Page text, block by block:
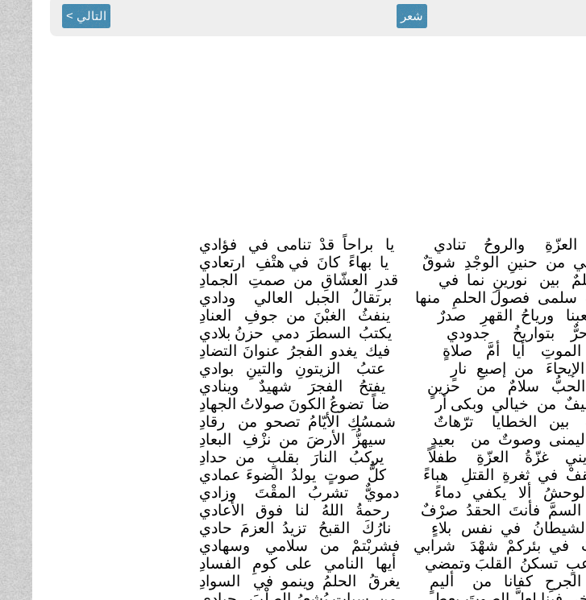
شعر التالي >
والروحُ تنادي
من حنينِ الوجْدِ
شوقٌ
بين نورينِ نما في
سلمى فصولَ الحلمِ
منها
ورياحُ القهرِ
صدرٌ
بتواريخُ
جدودي
أيا أمَّ
صلاةٍ
من إصبعِ
نارٍ
سلامٌ من
حزينٍ
من خيالي وبكى أر
بين الخطايا
ترّهاتٌ
وصوتٌ من
بعيدٍ
غزّةُ العزّةِ
طفلاً
في ثغرةِ القتلِ
هباءً
الوحشُ ألا يكفي
دماءً
السمَّ فأنتَ الحقدُ صرْفٌ
الشيطانُ في نفس
بلاءٍ
في بئركمْ شهْدَ
شرابي
تسكنُ القلبَ وتمضي
كفانا من
أليمٍ
يا براحاً قدْ تنامى في
فؤادي
يا بهاءً كانَ في هتْفِ
ارتعادي
قدرِ العشّاقِ من صمتِ
الجمادِ
برتقالُ الجبل العالي
ودادي
ينفثُ الغبْنَ من جوفِ
العنادِ
يكتبُ السطرَ دمي حزنُ بلادي
فيك يغدو الفجرُ عنوانَ
التضادِ
عتبُ الزيتونِ والتينِ بوادي
يفتحُ الفجرَ شهيدٌ
وينادي
ضاً تضوعُ الكونَ صولاتُ الجهادِ
شمسُكِ الأيّامُ تصحو من
رقادِ
سيهزُّ الأرضَ من نزْفِ
البعادِ
يركبُ النارَ بقلبٍ من حدادِ
كلُّ صوتٍ يولدُ الضوءَ عمادي
دمويٌّ تشربُ المقْتَ
وزادي
رحمةُ اللهُ لنا فوق
الأعادي
نارُكَ القبحُ تزيدُ العزمَ حادي
فشربْتمْ من سلامي
وسهادي
أيها النامي على كومِ
الفسادِ
يغرقُ الحلمُ وينمو في
السوادِ